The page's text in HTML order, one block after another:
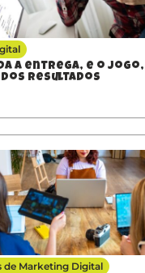
a entrega, e o
dos resultados
de Marketing Digital